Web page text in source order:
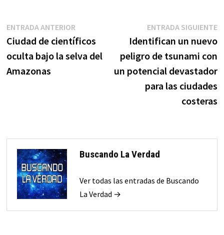
Navegación
de
entradas
ENTRADA ANTERIOREntrada
anterior:
Ciudad de científicos
oculta bajo la selva del
Amazonas
ENTRADA SIGUIENTE
Identifican un nuevo
peligro de tsunami con
un potencial devastador
para las ciudades
costeras
Buscando La Verdad
Ver todas las entradas de Buscando
La Verdad →